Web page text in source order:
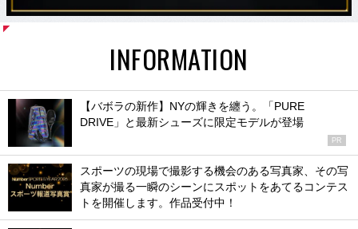
INFORMATION
【バボラの新作】NYの輝きを纏う。「PURE
DRIVE」と最新シューズに限定モデルが登場
PR
スポーツの現場で撮影する機会のある写真家、その写
真家が撮る一瞬のシーンにスポットをあてるコンテス
トを開催します。作品受付中！